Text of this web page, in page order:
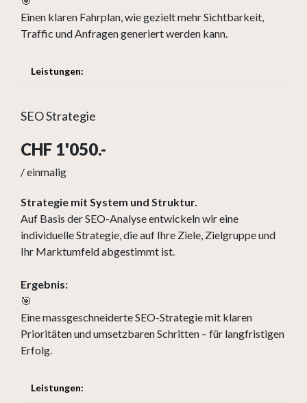
Einen klaren Fahrplan, wie gezielt mehr Sichtbarkeit,
Traffic und Anfragen generiert werden kann.
Leistungen:
SEO Strategie
CHF 1'050.-
/ einmalig
Strategie mit System und Struktur.
Auf Basis der SEO-Analyse entwickeln wir eine
individuelle Strategie, die auf Ihre Ziele, Zielgruppe und
Ihr Marktumfeld abgestimmt ist.
Ergebnis:
🎯
Eine massgeschneiderte SEO-Strategie mit klaren
Prioritäten und umsetzbaren Schritten – für langfristigen
Erfolg.
Leistungen: